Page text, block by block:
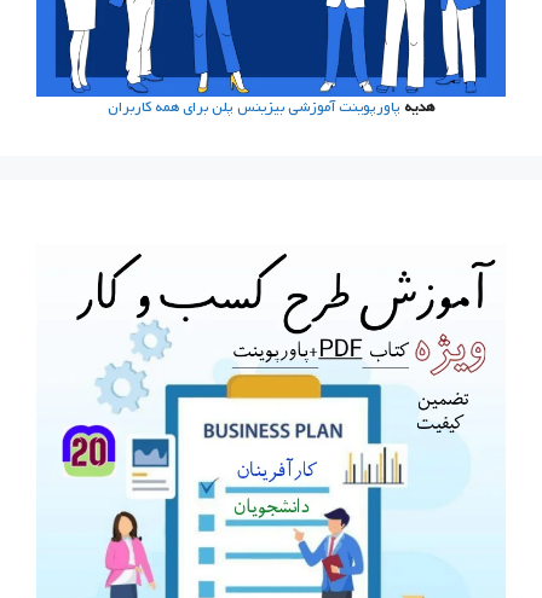
هدیه پاورپوینت آموزشی بیزینس پلن برای همه کاربران